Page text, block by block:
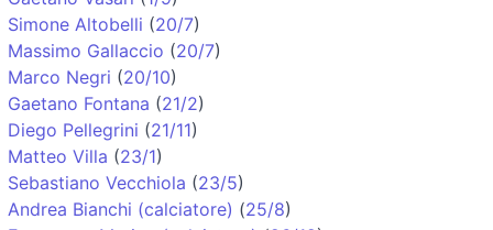
Simone Altobelli (20/7)
Massimo Gallaccio (20/7)
Marco Negri (20/10)
Gaetano Fontana (21/2)
Diego Pellegrini (21/11)
Matteo Villa (23/1)
Sebastiano Vecchiola (23/5)
Andrea Bianchi (calciatore) (25/8)